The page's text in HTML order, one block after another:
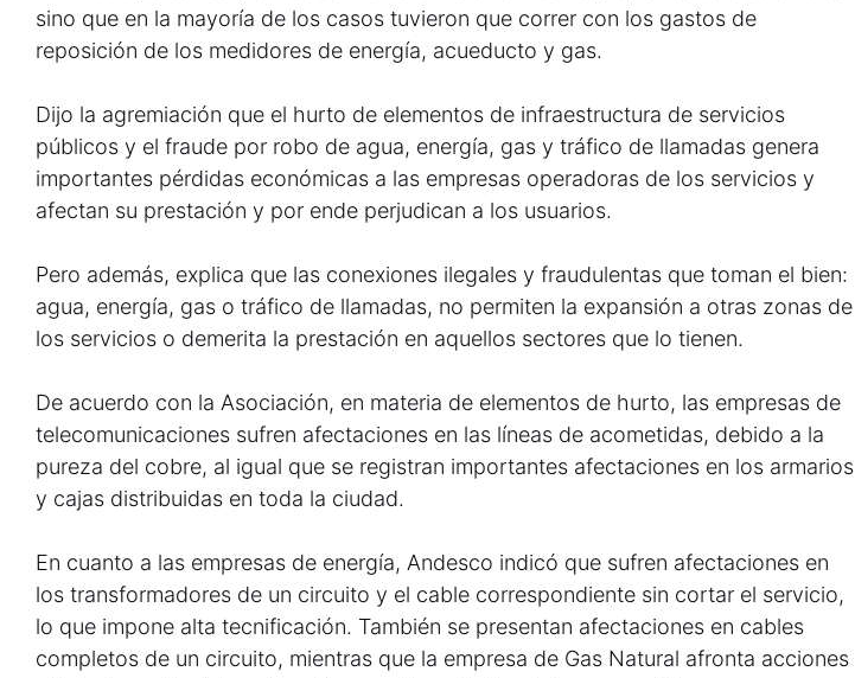
sino que en la mayoría de los casos tuvieron que correr con los gastos de
reposición de los medidores de energía, acueducto y gas.
Dijo la agremiación que el hurto de elementos de infraestructura de servicios
públicos y el fraude por robo de agua, energía, gas y tráfico de llamadas genera
importantes pérdidas económicas a las empresas operadoras de los servicios y
afectan su prestación y por ende perjudican a los usuarios.
Pero además, explica que las conexiones ilegales y fraudulentas que toman el bien:
agua, energía, gas o tráfico de llamadas, no permiten la expansión a otras zonas de
los servicios o demerita la prestación en aquellos sectores que lo tienen.
De acuerdo con la Asociación, en materia de elementos de hurto, las empresas de
telecomunicaciones sufren afectaciones en las líneas de acometidas, debido a la
pureza del cobre, al igual que se registran importantes afectaciones en los armarios
y cajas distribuidas en toda la ciudad.
En cuanto a las empresas de energía, Andesco indicó que sufren afectaciones en
los transformadores de un circuito y el cable correspondiente sin cortar el servicio,
lo que impone alta tecnificación. También se presentan afectaciones en cables
completos de un circuito, mientras que la empresa de Gas Natural afronta acciones